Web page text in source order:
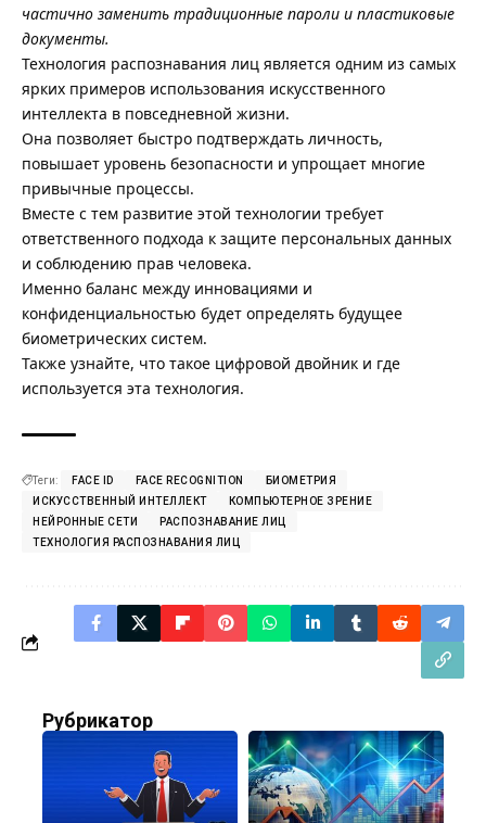
частично заменить традиционные пароли и пластиковые
документы.
Технология распознавания лиц является одним из самых
ярких примеров использования искусственного
интеллекта в повседневной жизни.
Она позволяет быстро подтверждать личность,
повышает уровень безопасности и упрощает многие
привычные процессы.
Вместе с тем развитие этой технологии требует
ответственного подхода к защите персональных данных
и соблюдению прав человека.
Именно баланс между инновациями и
конфиденциальностью будет определять будущее
биометрических систем.
Также узнайте, что такое цифровой двойник и где
используется эта технология.
Теги: FACE ID FACE RECOGNITION
БИОМЕТРИЯ
ИСКУССТВЕННЫЙ ИНТЕЛЛЕКТ
КОМПЬЮТЕРНОЕ ЗРЕНИЕ
НЕЙРОННЫЕ СЕТИ
РАСПОЗНАВАНИЕ ЛИЦ
ТЕХНОЛОГИЯ РАСПОЗНАВАНИЯ ЛИЦ
Рубрикатор